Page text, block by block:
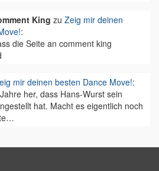
King zu Zeig mir deinen
:
die Seite an comment king
mir deinen besten Dance Move!:
her, dass Hans-Wurst sein
hat. Macht es eigentlich noch